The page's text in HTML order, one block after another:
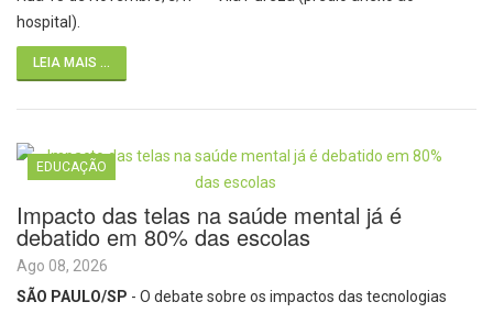
hospital).
LEIA MAIS ...
EDUCAÇÃO
Impacto das telas na saúde mental já é
debatido em 80% das escolas
Ago 08, 2026
SÃO PAULO/SP - O debate sobre os impactos das tecnologias